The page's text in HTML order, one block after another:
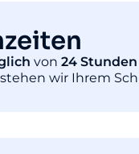
von 24
wir Ihrem